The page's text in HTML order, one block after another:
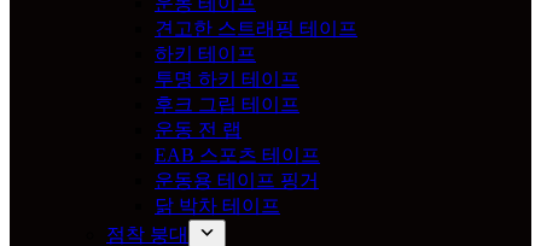
견고한 스트래핑 테이프
하키 테이프
투명 하키 테이프
후크 그립 테이프
운동 전 랩
EAB 스포츠 테이프
운동용 테이프 핑거
닭 박차 테이프
점착 붕대